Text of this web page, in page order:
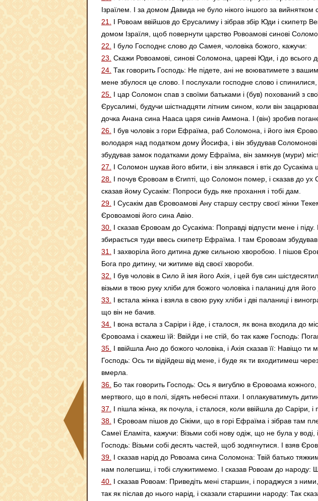
Ізраїлем. І за домом Давида не було нікого іншого за вийнятком
21.
І Ровоам ввійшов до Єрусалиму і зібрав збір Юди і скипетр
домом Ізраїля, щоб повернути царство Ровоамові синові
22.
І було Господнє слово до Самея, чоловіка божого, кажучи:
23. Скажи Ровоамові, синові Соломона, цареві Юди, і до всього
24. Так говорить Господь: Не підете, ані не воюватимете з
мене збулося це слово. І послухали господне слово і
25. І цар Соломон спав з своїми батьками і (був) похований з
Єрусалимі, будучи шістнадцяти літним сином, коли він
дочка Анана сина Нааса царя синів Аммона. І (він) зробив
26. І був чоловік з гори Ефраїма, раб Соломона, і його імя
володаря над податком дому Йосифа, і він збудував
збудував замок податками дому Ефраїма, він замкнув (мури)
27.
І Соломон шукав його вбити, і він злякався і втік до
28. І почув Єровоам в Єгипті, що Соломон помер, і сказав до ух
сказав йому Сусакім: Попроси будь яке прохання і тобі дам.
29. І Сусакім дав Єровоамові Ану старшу сестру своєї жінки
Єровоамові його сина Авію.
30. І сказав Єровоам до Сусакіма: Поправді відпусти мене і
збирається туди ввесь скипетр Ефраїма. І там Єровоам збудував
31.
І захворіла його дитина дуже сильною хворобою. І пішов
Бога про дитину, чи житиме від своєї хвороби.
32.
І був чоловік в Сило й імя його Ахія, і цей був син
візьми в твою руку хліби для божого чоловіка і паланиці для
33.
І встала жінка і взяла в свою руку хліби і дві паланиці і
що він не бачив.
34. І вона встала з Саріри і йде, і сталося, як вона входила до
Єровоама і скажеш їй: Ввійди і не стій, бо так каже Господь:
35. І ввійшла Ано до божого чоловіка, і Ахія сказав її: Навіщо
Господь: Ось ти відійдеш від мене, і буде як ти входитимеш через
вмерла.
36. Бо так говорить Господь: Ось я вигублю в Єровоама кожного,
мертвого, що в полі, зїдять небесні птахи. І оплакуватимуть
37.
І пішла жінка, як почула, і сталося, коли ввійшла до Саріри,
38. І Єровоам пішов до Сікіми, що в горі Ефраїма і зібрав там
Самеї Еламіта, кажучи: Візьми собі нову одіж, що не була у
Господь: Візьми собі десять частей, щоб зодягнутися. І взяв
39. І сказав нарід до Ровоама сина Соломона: Твій батько
нам полегшиш, і тобі служитимемо. І сказав Ровоам до народу:
40. І сказав Ровоам: Приведіть мені старшин, і пораджуся з
так як післав до нього нарід, і сказали старшини народу: Так